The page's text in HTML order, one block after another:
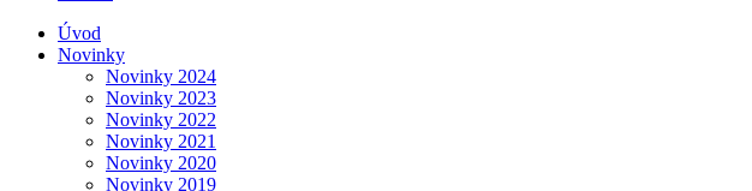
Úvod
Novinky
Novinky 2024
Novinky 2023
Novinky 2022
Novinky 2021
Novinky 2020
Novinky 2019